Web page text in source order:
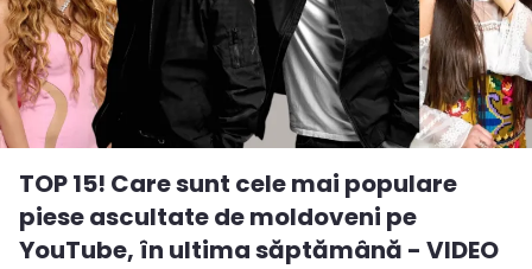
TOP 15! Care sunt cele mai populare
piese ascultate de moldoveni pe
YouTube, în ultima săptămână - VIDEO